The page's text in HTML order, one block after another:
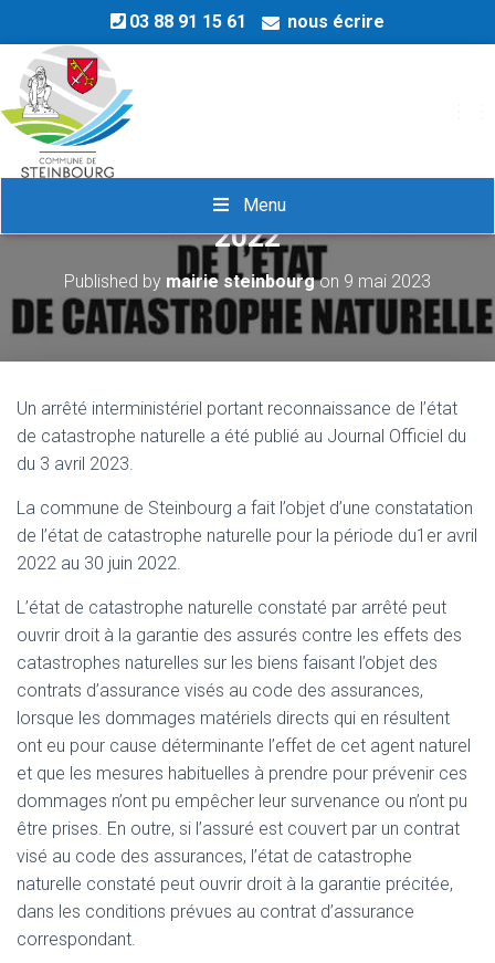
03 88 91 15 61 nous écrire
Menu
Etat de catastrophe naturelle en
2022
Published by mairie steinbourgon 9 mai 2023
Un arrêté interministériel portant reconnaissance de l’état
de catastrophe naturelle a été publié au Journal Officiel du
du 3 avril 2023.
La commune de Steinbourg a fait l’objet d’une constatation
de l’état de catastrophe naturelle pour la période du1er avril
2022 au 30 juin 2022.
L’état de catastrophe naturelle constaté par arrêté peut
ouvrir droit à la garantie des assurés contre les effets des
catastrophes naturelles sur les biens faisant l’objet des
contrats d’assurance visés au code des assurances,
lorsque les dommages matériels directs qui en résultent
ont eu pour cause déterminante l’effet de cet agent naturel
et que les mesures habituelles à prendre pour prévenir ces
dommages n’ont pu empêcher leur survenance ou n’ont pu
être prises. En outre, si l’assuré est couvert par un contrat
visé au code des assurances, l’état de catastrophe
naturelle constaté peut ouvrir droit à la garantie précitée,
dans les conditions prévues au contrat d’assurance
correspondant.